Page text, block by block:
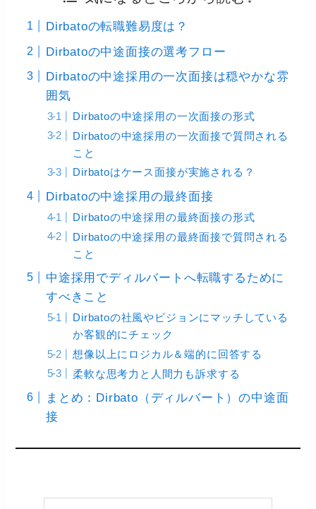
Dirbatoの転職難易度は？
Dirbatoの中途面接の選考フロー
Dirbatoの中途採用の一次面接は穏やかな雰
囲気
Dirbatoの中途採用の一次面接の形式
Dirbatoの中途採用の一次面接で質問される
こと
Dirbatoはケース面接が実施される？
Dirbatoの中途採用の最終面接
Dirbatoの中途採用の最終面接の形式
Dirbatoの中途採用の最終面接で質問される
こと
中途採用でディルバートへ転職するために
すべきこと
Dirbatoの社風やビジョンにマッチしている
か客観的にチェック
想像以上にロジカル＆端的に回答する
柔軟な思考力と人間力も訴求する
まとめ：Dirbato（ディルバート）の中途面
接